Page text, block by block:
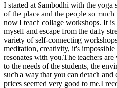
I started at Sambodhi with the yoga
of the place and the people so
now I teach collage workshops. It
myself and escape from the daily
variety of self-connecting
meditation, creativity, it's
resonates with you.The teachers
to the needs of the students, the
such a way that you can detach
prices seemed very good to me.I